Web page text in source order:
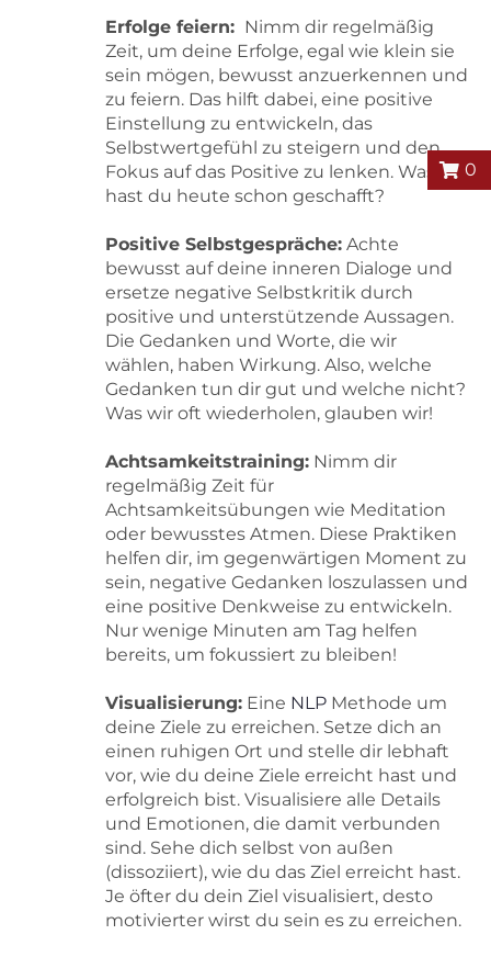
0
Erfolge feiern: Nimm dir regelmäßig
Zeit, um deine Erfolge, egal wie klein sie
sein mögen, bewusst anzuerkennen und
zu feiern. Das hilft dabei, eine positive
Einstellung zu entwickeln, das
Selbstwertgefühl zu steigern und den
Fokus auf das Positive zu lenken. Was
hast du heute schon geschafft?
Positive Selbstgespräche: Achte
bewusst auf deine inneren Dialoge und
ersetze negative Selbstkritik durch
positive und unterstützende Aussagen.
Die Gedanken und Worte, die wir
wählen, haben Wirkung. Also, welche
Gedanken tun dir gut und welche nicht?
Was wir oft wiederholen, glauben wir!
Achtsamkeitstraining: Nimm dir
regelmäßig Zeit für
Achtsamkeitsübungen wie Meditation
oder bewusstes Atmen. Diese Praktiken
helfen dir, im gegenwärtigen Moment zu
sein, negative Gedanken loszulassen und
eine positive Denkweise zu entwickeln.
Nur wenige Minuten am Tag helfen
bereits, um fokussiert zu bleiben!
Visualisierung: Eine NLP Methode um
deine Ziele zu erreichen. Setze dich an
einen ruhigen Ort und stelle dir lebhaft
vor, wie du deine Ziele erreicht hast und
erfolgreich bist. Visualisiere alle Details
und Emotionen, die damit verbunden
sind. Sehe dich selbst von außen
(dissoziiert), wie du das Ziel erreicht hast.
Je öfter du dein Ziel visualisiert, desto
motivierter wirst du sein es zu erreichen.